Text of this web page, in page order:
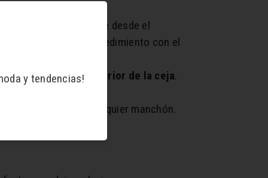
descendiente desde el
Repire el mismo procedimiento con el
o polvo,rellena el interior de la ceja.
ceja para limpiar cualquier manchón.
y tendencias!